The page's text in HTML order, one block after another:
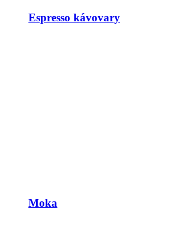
Espresso kávovary
Moka